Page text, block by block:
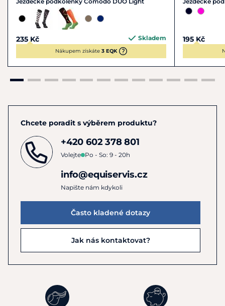
235 Kč Skladem
Nákupem získáte 3 EQK
195 Kč
Chcete poradit s výběrem produktu?
+420 602 378 801
Volejte Po - So: 9 - 20h
info@equiservis.cz
Napište nám kdykoli
Často kladené dotazy
Jak nás kontaktovat?